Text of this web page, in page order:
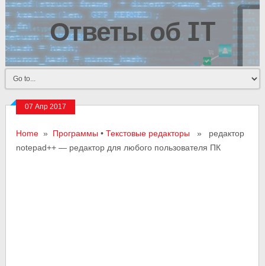
Ответы об IT
07 Апр 2017
Home » Программы •Текстовые редакторы » редактор
notepad++ — редактор для любого пользователя ПК